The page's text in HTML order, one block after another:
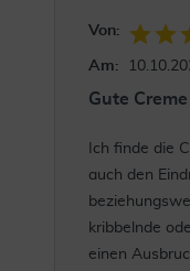
Von:
Am:
Gute Creme
Ich finde die
auch den
kribbelnde
einen